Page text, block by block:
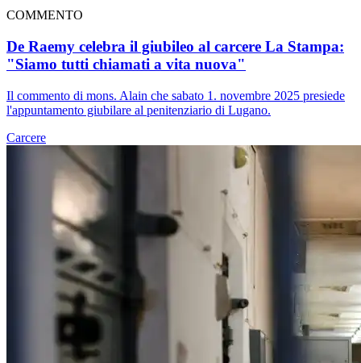
COMMENTO
De Raemy celebra il giubileo al carcere La Stampa:
"Siamo tutti chiamati a vita nuova"
Il commento di mons. Alain che sabato 1. novembre 2025 presiede
l'appuntamento giubilare al penitenziario di Lugano.
Carcere